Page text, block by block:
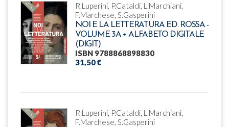
R.Luperini, P.Cataldi, L.Marchiani,
F.Marchese, S.Gasperini
NOI E LA LETTERATURA ED. ROSSA -
VOLUME 3A + ALFABETO DIGITALE
(DIGIT)
ISBN 9788868898830
31,50 €
R.Luperini, P.Cataldi, L.Marchiani,
F.Marchese, S.Gasperini